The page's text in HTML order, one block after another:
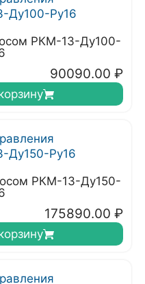
РКМ-13-Ду100-
90090.00 ₽
РКМ-13-Ду150-
175890.00 ₽